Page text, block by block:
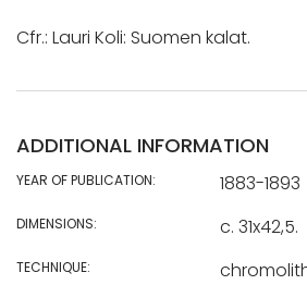
Cfr.: Lauri Koli: Suomen kalat.
ADDITIONAL INFORMATION
YEAR OF PUBLICATION: 1883-1893
DIMENSIONS: c. 31x42,5.
TECHNIQUE: